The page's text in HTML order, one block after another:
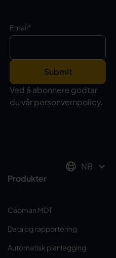
Email*
Ved å abonnere godtar
du vår personvernpolicy.
NB
Produkter
Cabman MDT
Data og rapportering
Automatisk planlegging